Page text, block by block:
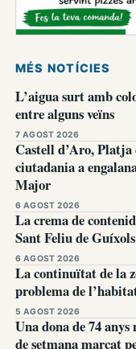
MÉS NOTÍCIES
L’aigua surt amb
entre alguns veïns
7 AGOST 2026
Castell d’Aro, Platja
ciutadania a
Major
6 AGOST 2026
La crema de
Sant Feliu de Guíxols
6 AGOST 2026
La continuïtat de la
problema de
5 AGOST 2026
Una dona de 74
de setmana marcat